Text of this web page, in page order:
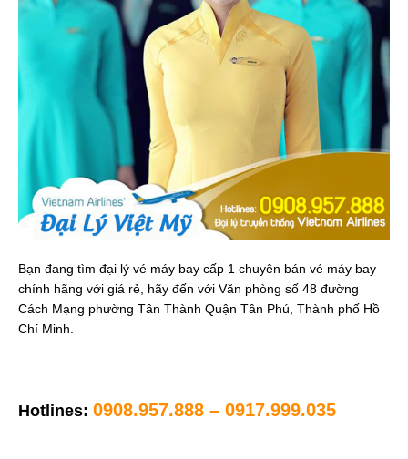
Bạn đang tìm đại lý vé máy bay cấp 1 chuyên bán vé máy bay
chính hãng với giá rẻ, hãy đến với Văn phòng số 48 đường
Cách Mạng phường Tân Thành Quận Tân Phú, Thành phố Hồ
Chí Minh.
Hotlines: 0908.957.888 – 0917.999.035